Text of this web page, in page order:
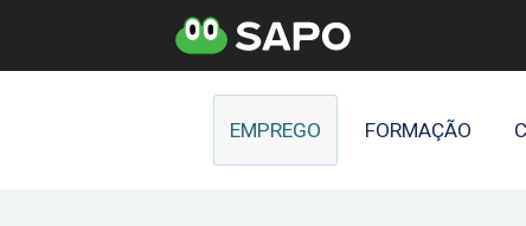
EMPREGO FORMAÇÃO